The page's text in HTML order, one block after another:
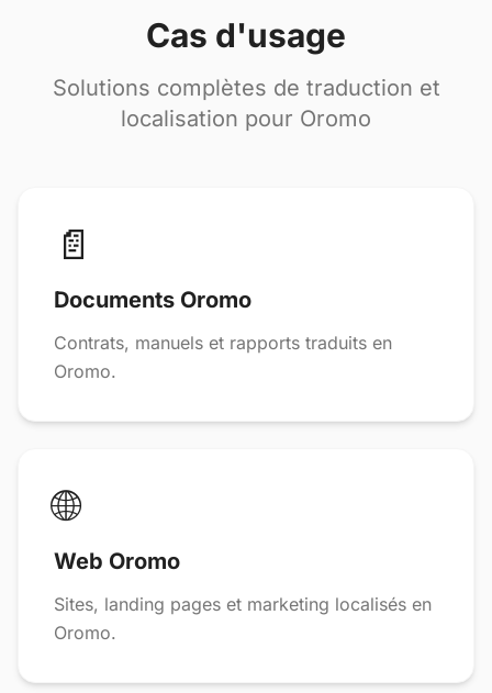
Cas d'usage
Solutions complètes de traduction et
localisation pour Oromo
📄
Documents Oromo
Contrats, manuels et rapports traduits en
Oromo.
🌐
Web Oromo
Sites, landing pages et marketing localisés en
Oromo.